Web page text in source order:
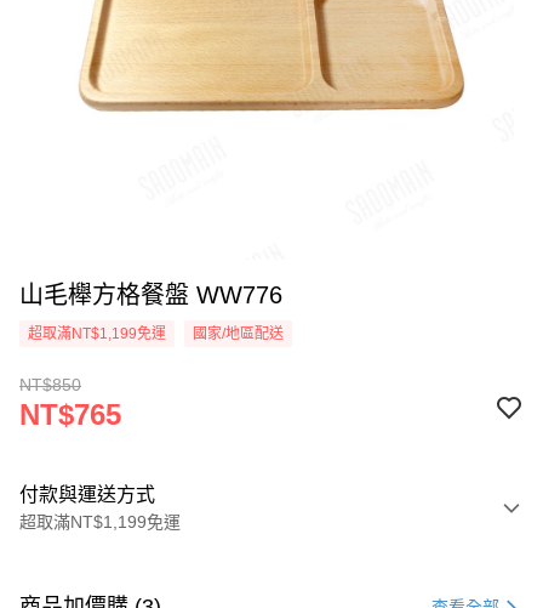
山毛櫸方格餐盤 WW776
超取滿NT$1,199免運 國家/地區配送
NT$850
NT$765
付款與運送方式
超取滿NT$1,199免運
信用卡一次付款